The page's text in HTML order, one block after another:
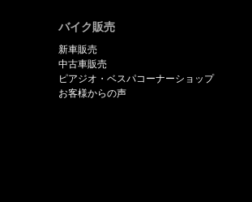
バイク販売
新車販売
中古車販売
ピアジオ・ベスパコーナーショップ
お客様からの声